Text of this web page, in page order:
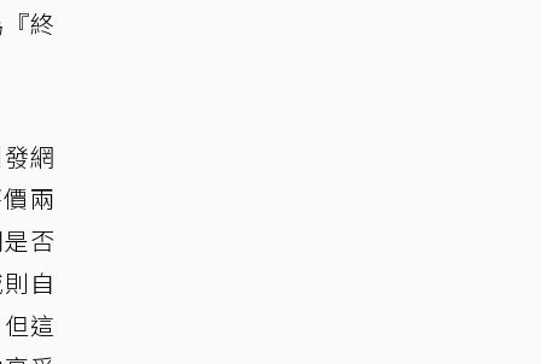
終
網
兩
否
自
這